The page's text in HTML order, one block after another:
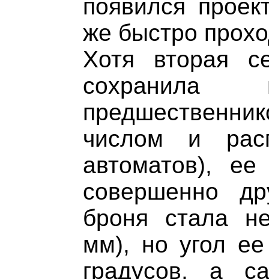
появился
же быстро
Хотя вторая
сохранила
числом и
автоматов),
совершенно
броня стала
мм), но угол
градусов, а